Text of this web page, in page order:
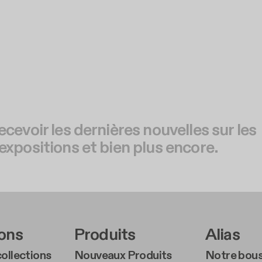
les dernières nouvelles sur les
et bien plus encore.
Left Middle AFooter Right
Produits
Nouveaux Produits
Alias
Notre